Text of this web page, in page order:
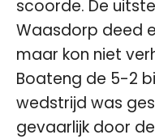
scoorde. De
Waasdorp deed
maar kon niet
Boateng de 5-2
wedstrijd was
gevaarlijk door